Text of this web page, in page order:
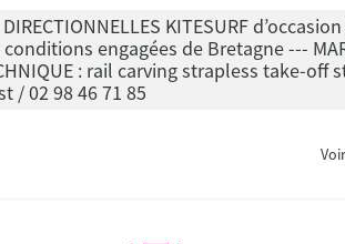
KITESURF
engagées de Bretagne ---
: rail carving strapless take-off
/ 02 98 46 71 85